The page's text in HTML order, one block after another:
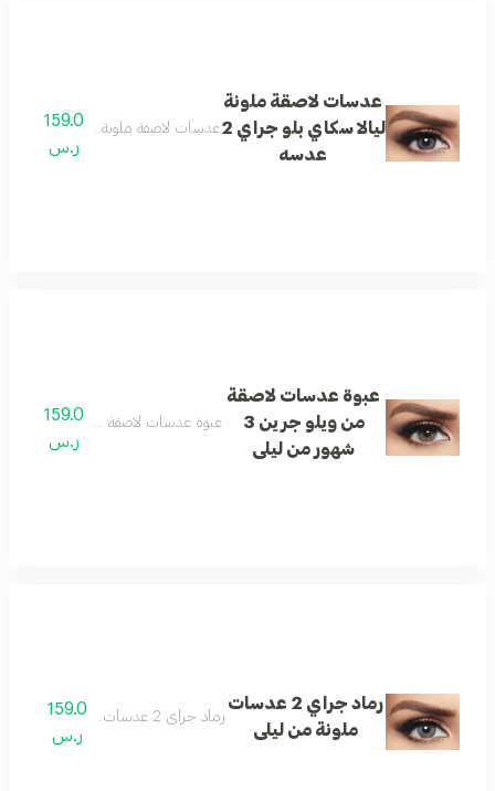
عدسات لاصقة ملونة
ليالا سكاي بلو جراي 2
عدسه
عدسات لاصقة ملونة ليالا سكاي بلو جراي
159.0
ر.س
عبوة عدسات لاصقة
من ويلو جرين 3
شهور من ليلى
عبوة عدسات لاصقة من ويلو جرين 3 شهور من ليلى
159.0
ر.س
رماد جراي 2 عدسات
ملونة من ليلى
رماد جراي 2 عدسات ملونة من ليلى
159.0
ر.س